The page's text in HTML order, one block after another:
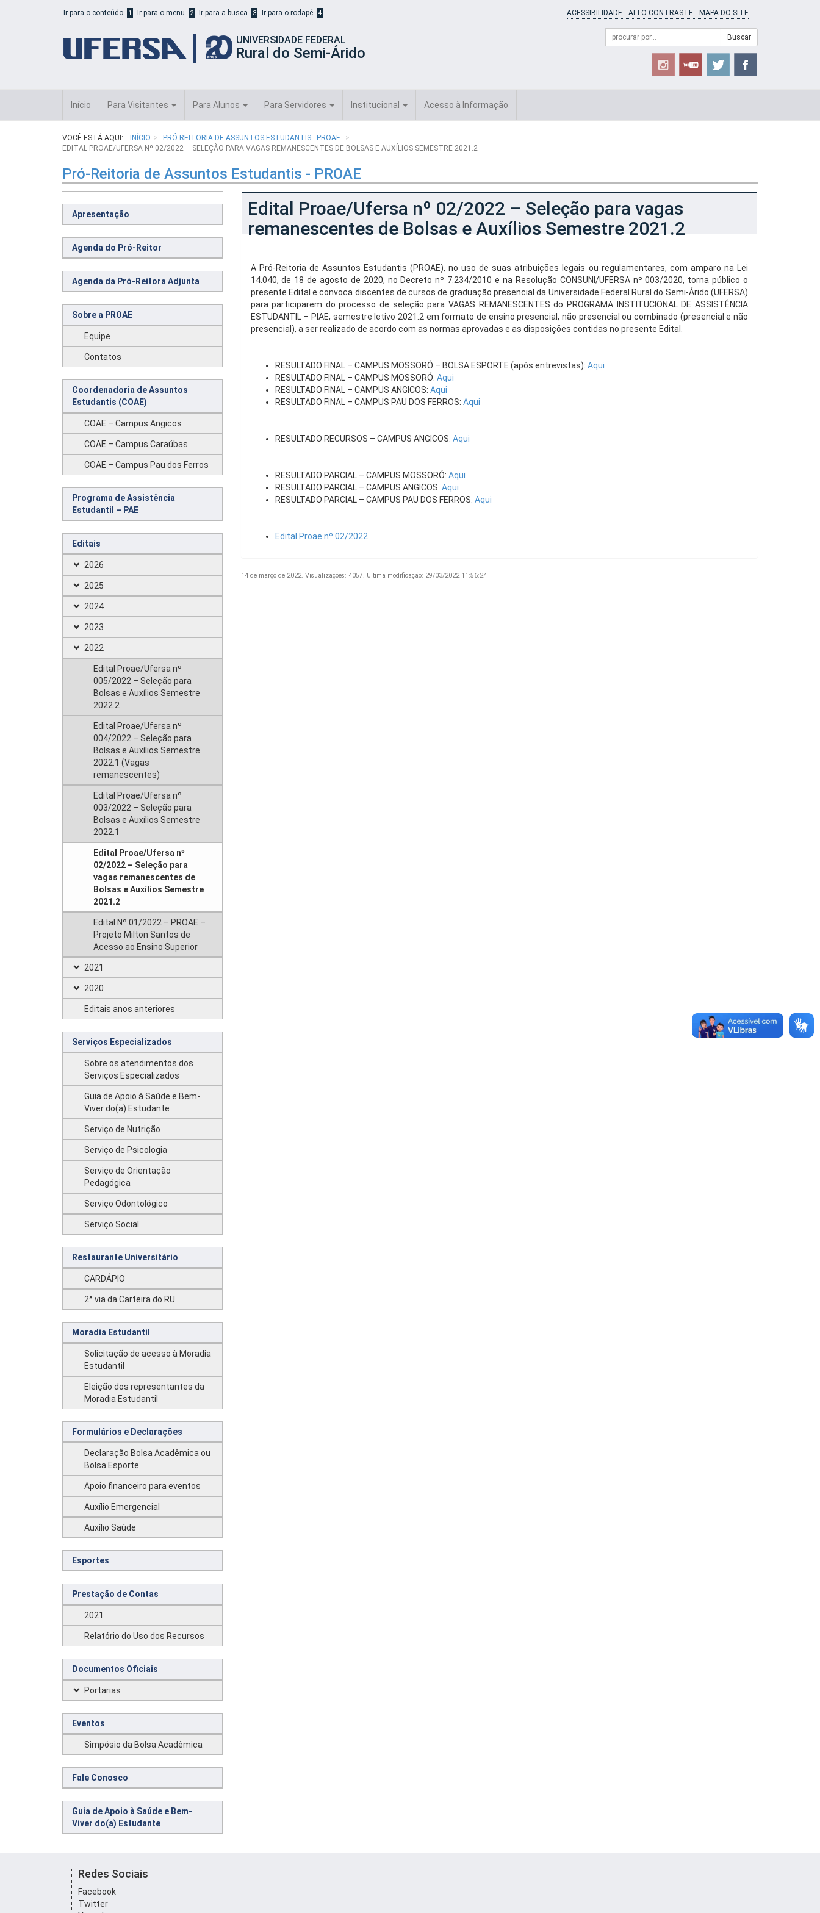
Ir para o conteúdo 1 Ir para o menu 2 Ir para a busca 3 Ir para o rodapé 4 ACESSIBILIDADE ALTO CONTRASTE MAPA DO SITE
UNIVERSIDADE FEDERAL
Rural do Semi-Árido
Formulário
Campo
de
Buscar
Início Para Visitantes Para Alunos Para Servidores Institucional Acesso à Informação
VOCÊ ESTÁ AQUI: INÍCIO
PRÓ-REITORIA DE ASSUNTOS ESTUDANTIS - PROAE
EDITAL PROAE/UFERSA Nº 02/2022 – SELEÇÃO PARA VAGAS REMANESCENTES DE BOLSAS E AUXÍLIOS SEMESTRE 2021.2
Pró-Reitoria de Assuntos Estudantis - PROAE
Apresentação
Agenda do Pró-Reitor
Agenda da Pró-Reitora Adjunta
Sobre a PROAE
Equipe
Contatos
Coordenadoria de Assuntos
Estudantis (COAE)
COAE – Campus Angicos
COAE – Campus Caraúbas
COAE – Campus Pau dos Ferros
Programa de Assistência
Estudantil – PAE
Editais
2026
2025
2024
2023
2022
Edital Proae/Ufersa nº
005/2022 – Seleção para
Bolsas e Auxílios Semestre
2022.2
Edital Proae/Ufersa nº
004/2022 – Seleção para
Bolsas e Auxílios Semestre
2022.1 (Vagas
remanescentes)
Edital Proae/Ufersa nº
003/2022 – Seleção para
Bolsas e Auxílios Semestre
2022.1
Edital Proae/Ufersa nº
02/2022 – Seleção para
vagas remanescentes de
Bolsas e Auxílios Semestre
2021.2
Edital Nº 01/2022 – PROAE –
Projeto Milton Santos de
Acesso ao Ensino Superior
2021
2020
Editais anos anteriores
Serviços Especializados
Sobre os atendimentos dos
Serviços Especializados
Guia de Apoio à Saúde e Bem-
Viver do(a) Estudante
Serviço de Nutrição
Serviço de Psicologia
Serviço de Orientação
Pedagógica
Serviço Odontológico
Serviço Social
Restaurante Universitário
CARDÁPIO
2ª via da Carteira do RU
Moradia Estudantil
Solicitação de acesso à Moradia
Estudantil
Eleição dos representantes da
Moradia Estudantil
Formulários e Declarações
Declaração Bolsa Acadêmica ou
Bolsa Esporte
Apoio financeiro para eventos
Auxílio Emergencial
Auxílio Saúde
Esportes
Prestação de Contas
2021
Relatório do Uso dos Recursos
Documentos Oficiais
Portarias
Eventos
Simpósio da Bolsa Acadêmica
Fale Conosco
Guia de Apoio à Saúde e Bem-
Viver do(a) Estudante
Edital Proae/Ufersa nº 02/2022 – Seleção para vagas
remanescentes de Bolsas e Auxílios Semestre 2021.2
A Pró-Reitoria de Assuntos Estudantis (PROAE), no uso de suas atribuições legais ou regulamentares, com amparo na Lei
14.040, de 18 de agosto de 2020, no Decreto nº 7.234/2010 e na Resolução CONSUNI/UFERSA nº 003/2020, torna público o
presente Edital e convoca discentes de cursos de graduação presencial da Universidade Federal Rural do Semi-Árido (UFERSA)
para participarem do processo de seleção para VAGAS REMANESCENTES do PROGRAMA INSTITUCIONAL DE ASSISTÊNCIA
ESTUDANTIL – PIAE, semestre letivo 2021.2 em formato de ensino presencial, não presencial ou combinado (presencial e não
presencial), a ser realizado de acordo com as normas aprovadas e as disposições contidas no presente Edital.
RESULTADO FINAL – CAMPUS MOSSORÓ – BOLSA ESPORTE (após entrevistas): Aqui
RESULTADO FINAL – CAMPUS MOSSORÓ: Aqui
RESULTADO FINAL – CAMPUS ANGICOS: Aqui
RESULTADO FINAL – CAMPUS PAU DOS FERROS: Aqui
RESULTADO RECURSOS – CAMPUS ANGICOS: Aqui
RESULTADO PARCIAL – CAMPUS MOSSORÓ: Aqui
RESULTADO PARCIAL – CAMPUS ANGICOS: Aqui
RESULTADO PARCIAL – CAMPUS PAU DOS FERROS: Aqui
Edital Proae nº 02/2022
14 de março de 2022. Visualizações: 4057. Última modificação: 29/03/2022 11:56:24
Redes Sociais
Facebook
Twitter